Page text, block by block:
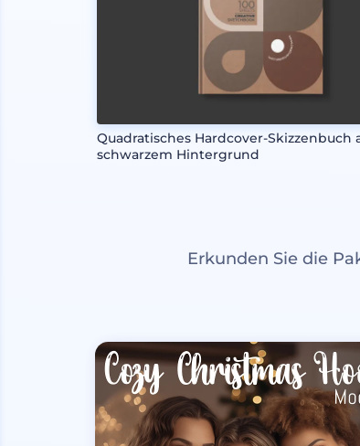
Quadratisches Hardcover-Skizzenbuch
schwarzem Hintergrund
Erkunden Sie die